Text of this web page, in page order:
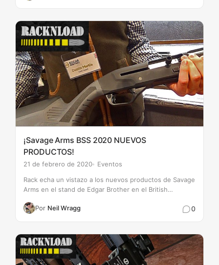
¡Savage Arms BSS 2020 NUEVOS
PRODUCTOS!
21 de febrero de 2020 Eventos
Por Neil Wragg
Rack echa un vistazo a los nuevos productos de Savage
Arms en el stand de Edgar Brother en el British
Renegauge! ¡Pronto llegará la reseña completa de
0